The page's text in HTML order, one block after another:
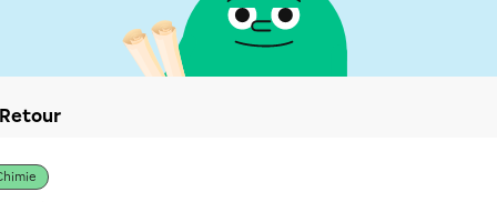
Retour